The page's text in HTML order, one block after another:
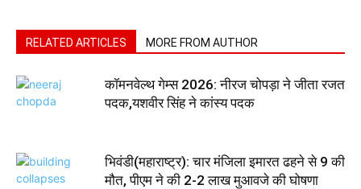
RELATED ARTICLES MORE FROM AUTHOR
कॉमनवेल्थ गेम्स 2026: नीरज चोपड़ा ने जीता रजत
पदक,यशवीर सिंह ने कांस्य पदक
भिवंडी(महाराष्ट्र): चार मंजिला इमारत ढहने से 9 की
मौत, पीएम ने की 2-2 लाख मुआवजे की घोषणा